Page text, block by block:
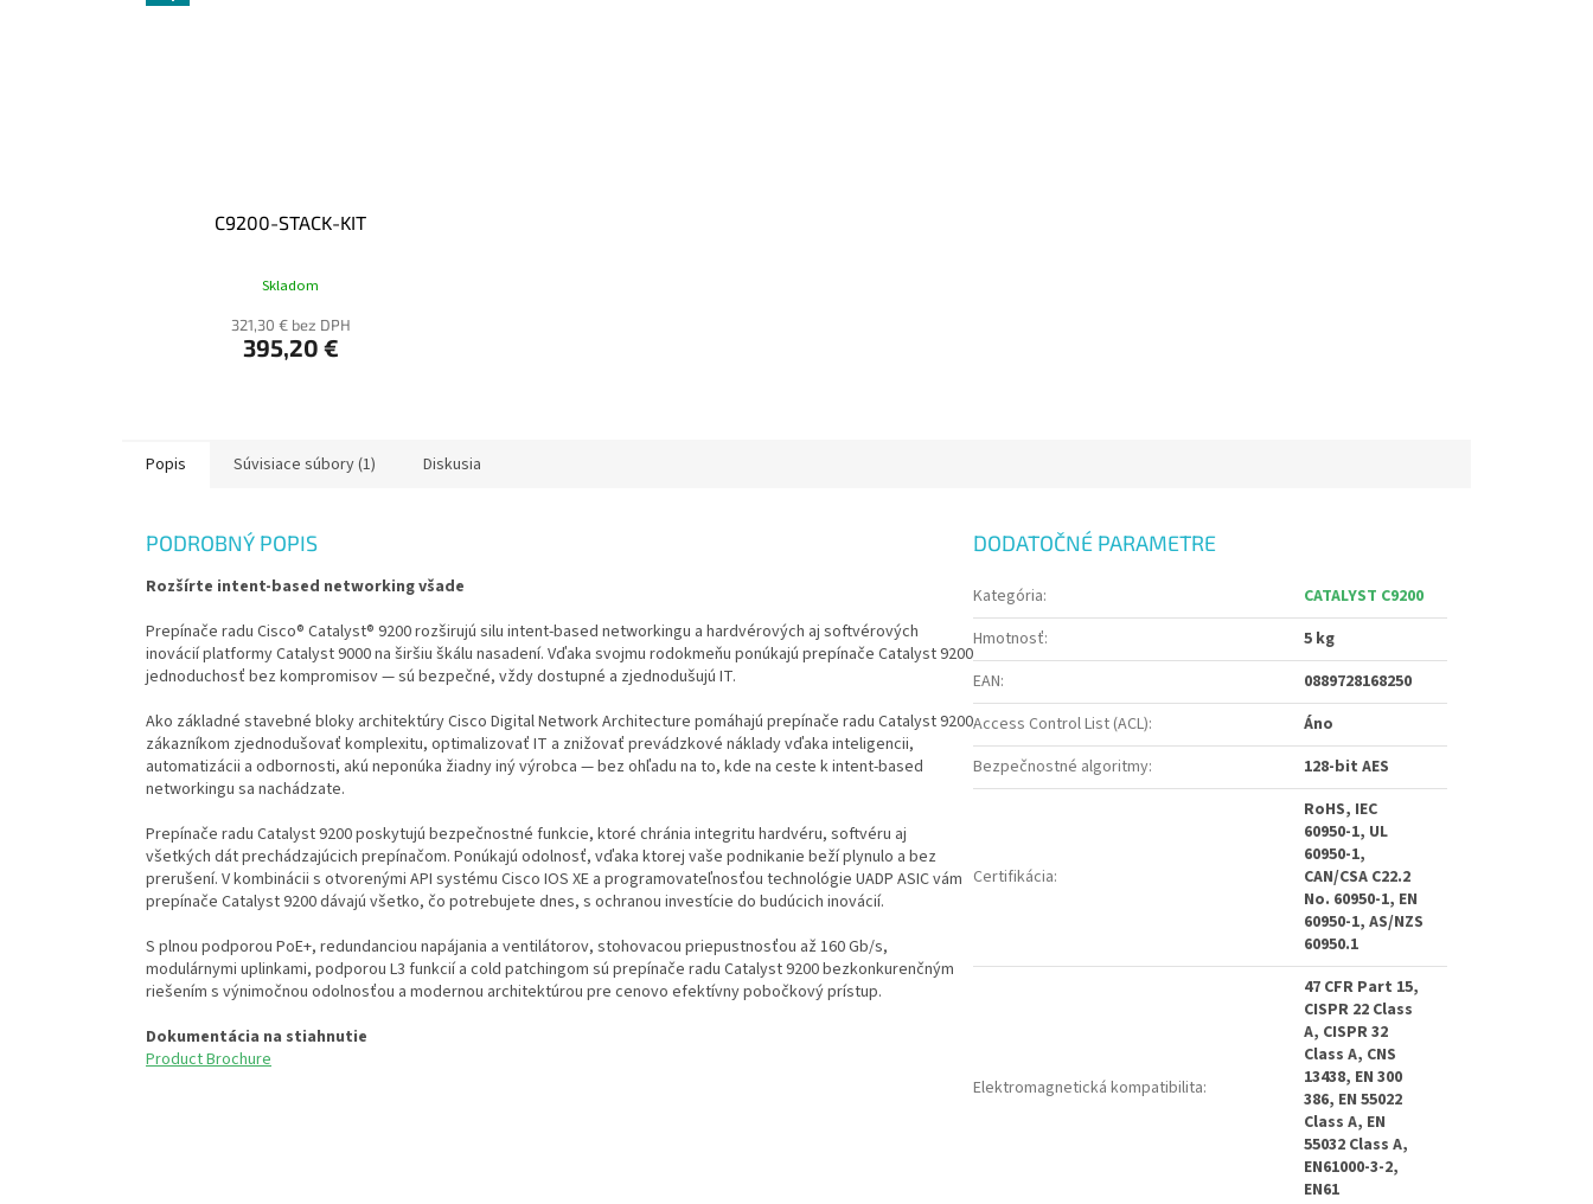
C9200-STACK-KIT
Skladom
321,30 € bez DPH
395,20 €
Popis Súvisiace súbory (1) Diskusia
PODROBNÝ POPIS
Rozšírte intent-based networking všade
Prepínače radu Cisco® Catalyst® 9200 rozširujú silu intent-based networkingu a hardvérových aj softvérových
inovácií platformy Catalyst 9000 na širšiu škálu nasadení. Vďaka svojmu rodokmeňu ponúkajú prepínače Catalyst 9200
jednoduchosť bez kompromisov — sú bezpečné, vždy dostupné a zjednodušujú IT.
Ako základné stavebné bloky architektúry Cisco Digital Network Architecture pomáhajú prepínače radu Catalyst 9200
zákazníkom zjednodušovať komplexitu, optimalizovať IT a znižovať prevádzkové náklady vďaka inteligencii,
automatizácii a odbornosti, akú neponúka žiadny iný výrobca — bez ohľadu na to, kde na ceste k intent-based
networkingu sa nachádzate.
Prepínače radu Catalyst 9200 poskytujú bezpečnostné funkcie, ktoré chránia integritu hardvéru, softvéru aj
všetkých dát prechádzajúcich prepínačom. Ponúkajú odolnosť, vďaka ktorej vaše podnikanie beží plynulo a bez
prerušení. V kombinácii s otvorenými API systému Cisco IOS XE a programovateľnosťou technológie UADP ASIC vám
prepínače Catalyst 9200 dávajú všetko, čo potrebujete dnes, s ochranou investície do budúcich inovácií.
S plnou podporou PoE+, redundanciou napájania a ventilátorov, stohovacou priepustnosťou až 160 Gb/s,
modulárnymi uplinkami, podporou L3 funkcií a cold patchingom sú prepínače radu Catalyst 9200 bezkonkurenčným
riešením s výnimočnou odolnosťou a modernou architektúrou pre cenovo efektívny pobočkový prístup.
Dokumentácia na stiahnutie
Product Brochure
DODATOČNÉ PARAMETRE
Kategória:
CATALYST C9200
Hmotnosť:
5 kg
EAN:
0889728168250
Access Control List (ACL):
Áno
Bezpečnostné algoritmy: 128-bit AES
Certifikácia:
RoHS, IEC
60950-1, UL
60950-1,
CAN/CSA C22.2
No. 60950-1, EN
60950-1, AS/NZS
60950.1
Elektromagnetická kompatibilita:
47 CFR Part 15,
CISPR 22 Class
A, CISPR 32
Class A, CNS
13438, EN 300
386, EN 55022
Class A, EN
55032 Class A,
EN61000-3-2,
EN61